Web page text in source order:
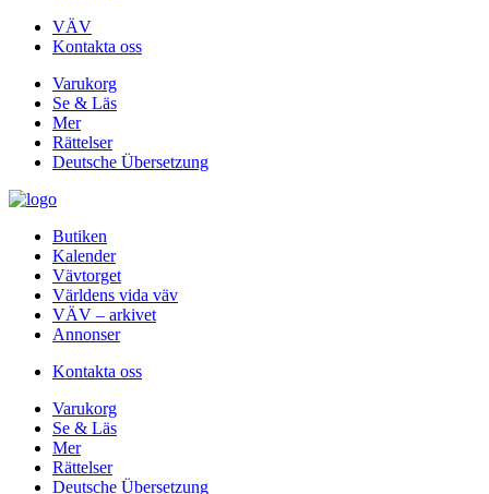
VÄV
Kontakta oss
Varukorg
Se & Läs
Mer
Rättelser
Deutsche Übersetzung
Butiken
Kalender
Vävtorget
Världens vida väv
VÄV – arkivet
Annonser
Kontakta oss
Varukorg
Se & Läs
Mer
Rättelser
Deutsche Übersetzung